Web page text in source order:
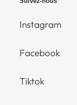
Instagram
Facebook
Tiktok